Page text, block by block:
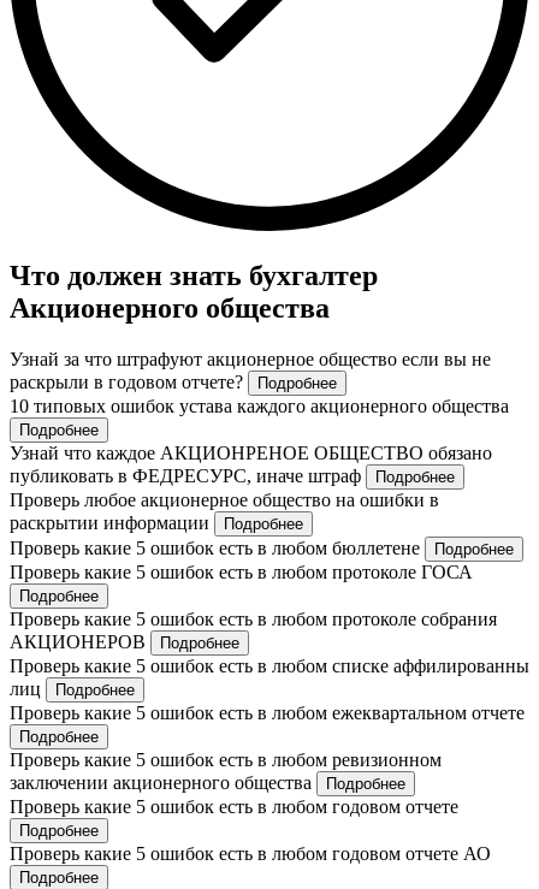
Что должен знать бухгалтер
Акционерного общества
Узнай за что штрафуют акционерное общество если вы не
раскрыли в годовом отчете?
Подробнее
10 типовых ошибок устава каждого акционерного общества
Подробнее
Узнай что каждое АКЦИОНРЕНОЕ ОБЩЕСТВО обязано
публиковать в ФЕДРЕСУРС, иначе штраф
Подробнее
Проверь любое акционерное общество на ошибки в
раскрытии информации
Подробнее
Проверь какие 5 ошибок есть в любом бюллетене Подробнее
Проверь какие 5 ошибок есть в любом протоколе ГОСА
Подробнее
Проверь какие 5 ошибок есть в любом протоколе собрания
АКЦИОНЕРОВ
Подробнее
Проверь какие 5 ошибок есть в любом списке аффилированны
лиц
Подробнее
Проверь какие 5 ошибок есть в любом ежеквартальном отчете
Подробнее
Проверь какие 5 ошибок есть в любом ревизионном
заключении акционерного общества
Подробнее
Проверь какие 5 ошибок есть в любом годовом отчете
Подробнее
Проверь какие 5 ошибок есть в любом годовом отчете АО
Подробнее